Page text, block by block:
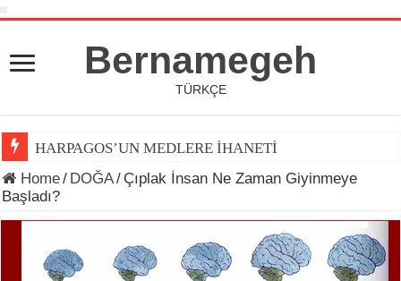
Bernamegeh
TÜRKÇE
HARPAGOS’UN MEDLERE İHANETİ
Home/ DOĞA/ Çıplak İnsan Ne Zaman Giyinmeye
Başladı?